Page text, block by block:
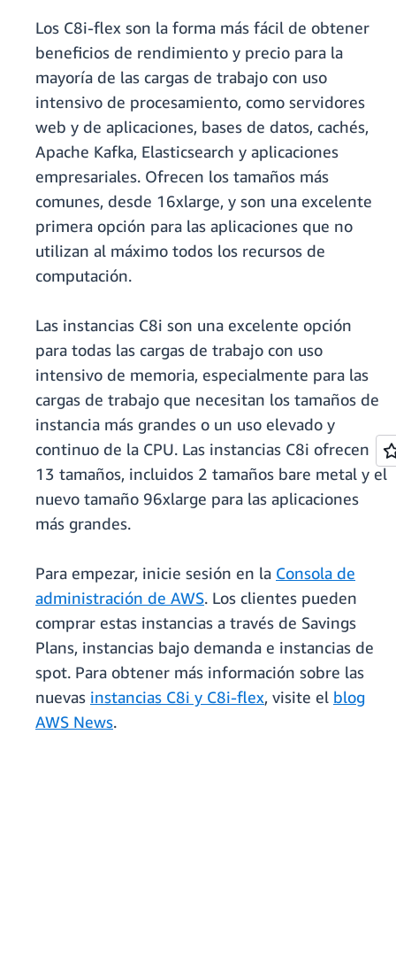
Los C8i-flex son la forma más fácil de obtener
beneficios de rendimiento y precio para la
mayoría de las cargas de trabajo con uso
intensivo de procesamiento, como servidores
web y de aplicaciones, bases de datos, cachés,
Apache Kafka, Elasticsearch y aplicaciones
empresariales. Ofrecen los tamaños más
comunes, desde 16xlarge, y son una excelente
primera opción para las aplicaciones que no
utilizan al máximo todos los recursos de
computación.
Las instancias C8i son una excelente opción
para todas las cargas de trabajo con uso
intensivo de memoria, especialmente para las
cargas de trabajo que necesitan los tamaños de
instancia más grandes o un uso elevado y
continuo de la CPU. Las instancias C8i ofrecen
13 tamaños, incluidos 2 tamaños bare metal y el
nuevo tamaño 96xlarge para las aplicaciones
más grandes.
Para empezar, inicie sesión en la Consola de
administración de AWS. Los clientes pueden
comprar estas instancias a través de Savings
Plans, instancias bajo demanda e instancias de
spot. Para obtener más información sobre las
nuevas instancias C8i y C8i-flex, visite el blog
AWS News.